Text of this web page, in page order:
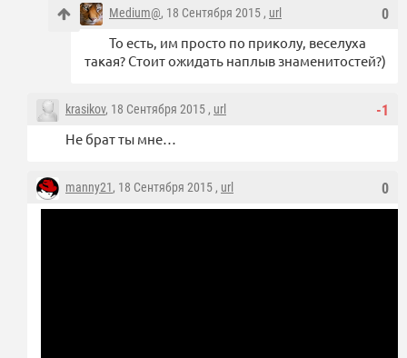
0
Medium@, 18 Сентября 2015 , url
То есть, им просто по приколу, веселуха
такая? Стоит ожидать наплыв знаменитостей?)
-1
krasikov, 18 Сентября 2015 , url
Не брат ты мне…
0
manny21, 18 Сентября 2015 , url